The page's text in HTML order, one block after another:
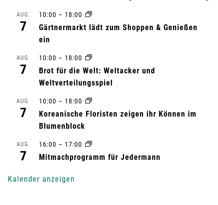
AUG.
7
10:00 – 18:00
Gärtnermarkt lädt zum Shoppen & Genießen
ein
AUG.
7
10:00 – 18:00
Brot für die Welt: Weltacker und
Weltverteilungsspiel
AUG.
7
10:00 – 18:00
Koreanische Floristen zeigen ihr Können im
Blumenblock
AUG.
7
16:00 – 17:00
Mitmachprogramm für Jedermann
Kalender anzeigen